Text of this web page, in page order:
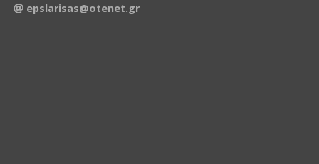
epslarisas@otenet.gr